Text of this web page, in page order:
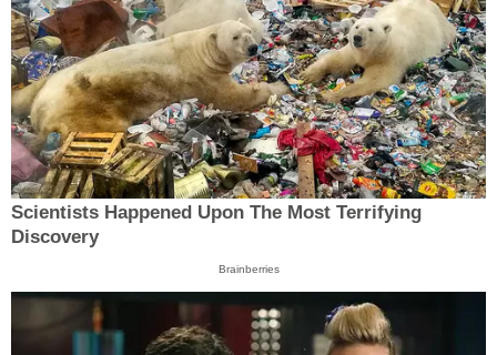
Scientists Happened Upon The Most Terrifying
Discovery
Brainberries